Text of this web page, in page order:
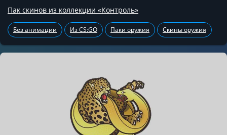
Пак скинов из коллекции «Контроль»
Без анимации Из CS:GO Паки оружия Скины оружия